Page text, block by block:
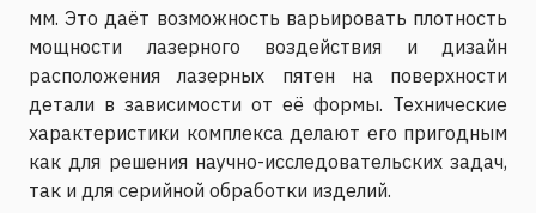
мм. Это даёт возможность варьировать плотность
мощности лазерного воздействия и дизайн
расположения лазерных пятен на поверхности
детали в зависимости от её формы. Технические
характеристики комплекса делают его пригодным
как для решения научно-исследовательских задач,
так и для серийной обработки изделий.